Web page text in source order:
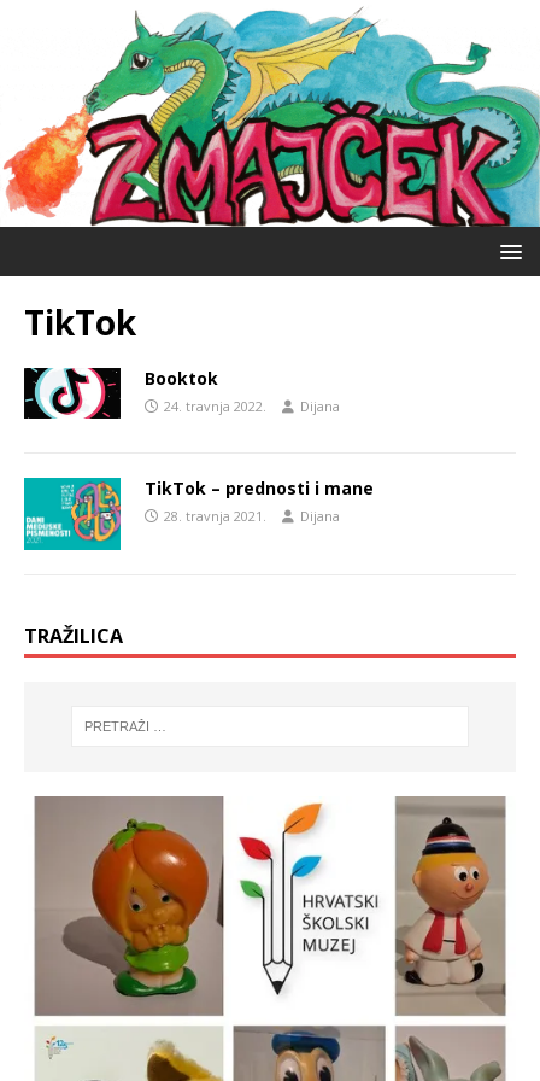
TikTok
Booktok
24. travnja 2022. Dijana
TikTok – prednosti i mane
28. travnja 2021. Dijana
TRAŽILICA